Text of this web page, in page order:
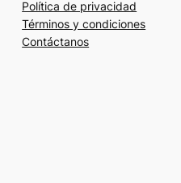
Política de privacidad
Términos y condiciones
Contáctanos